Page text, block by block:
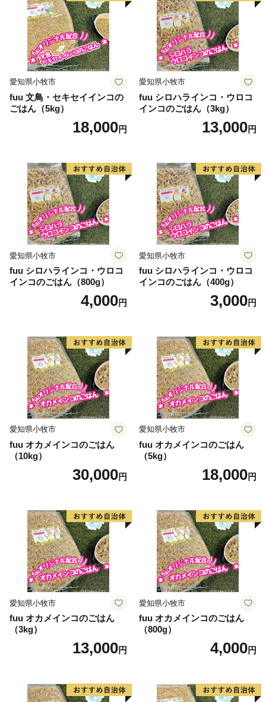
愛知県小牧市
fuu 文鳥・セキセイインコの
ごはん（5kg）
18,000円
愛知県小牧市
fuu シロハラインコ・ウロコ
インコのごはん（3kg）
13,000円
愛知県小牧市
fuu シロハラインコ・ウロコ
インコのごはん（800g）
4,000円
愛知県小牧市
fuu シロハラインコ・ウロコ
インコのごはん（400g）
3,000円
愛知県小牧市
fuu オカメインコのごはん
（10kg）
30,000円
愛知県小牧市
fuu オカメインコのごはん
（5kg）
18,000円
愛知県小牧市
fuu オカメインコのごはん
（3kg）
13,000円
愛知県小牧市
fuu オカメインコのごはん
（800g）
4,000円